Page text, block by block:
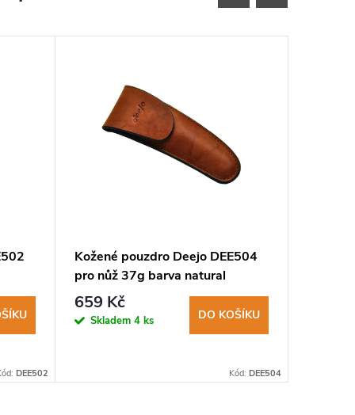
DEE502
Kožené pouzdro Deejo DEE504
pro nůž 37g barva natural
659 Kč
Skladem 4 ks DO KOŠÍKU
Kód: DEE504